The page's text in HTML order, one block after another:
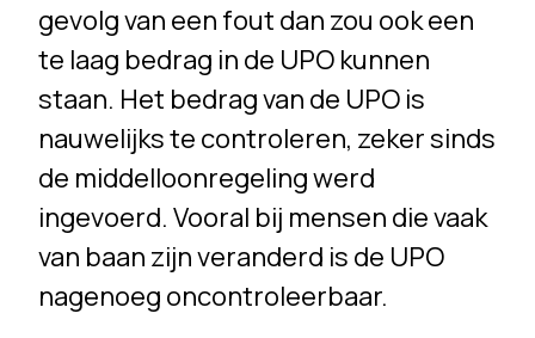
gevolg van een fout dan zou ook een
te laag bedrag in de UPO kunnen
staan. Het bedrag van de UPO is
nauwelijks te controleren, zeker sinds
de middelloonregeling werd
ingevoerd. Vooral bij mensen die vaak
van baan zijn veranderd is de UPO
nagenoeg oncontroleerbaar.